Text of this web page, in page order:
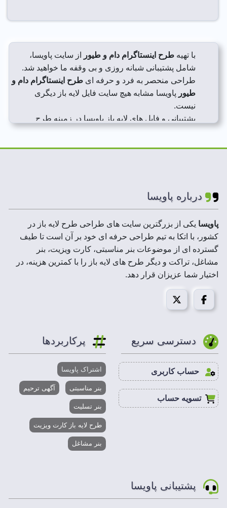
با تهیهطرح اینستاگرام دام و طیور
از سایت پاویسا،
شامل پشتیبانی شبانه روزی و بی وقفه ما خواهید شد.
طراحی منحصر به فرد و حرفه ایطرح اینستاگرام دام و
طیور پاویسا مشابه هیچ سایت فایل لایه باز دیگری
نیست.
پشتیبانی و فایل های لایه باز پاویسا در زمینه طرح
درباره پاویسا
پاویسا یکی از بزرگترین سایت های طراحی طرح لایه باز در
کشور، با اتکا به تیم طراحی حرفه ای خود بر آن است تا طیف
گسترده ای از موضوعات بنر مناسبتی، کارت ویزیت، بنر
مشاغل، تراکت و دیگر طرح های لایه باز را با کمترین هزینه، در
اختیار شما عزیزان قرار دهد.
دسترسی سریع
حساب کاربری
تسویه حساب
پرکاربردها
اشتراک پاویسا
بنر مناسبتی آگهی ترحیم
بنر تسلیت
طرح لایه باز کارت ویزیت
بنر مشاغل
پشتیبانی پاویسا